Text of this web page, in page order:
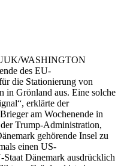
WASHINGTON
des EU-
die Stationierung von
in Grönland aus. Eine solche
erklärte der
am Wochenende in
Trump-Administration,
gehörende Insel zu
einen US-
Dänemark ausdrücklich